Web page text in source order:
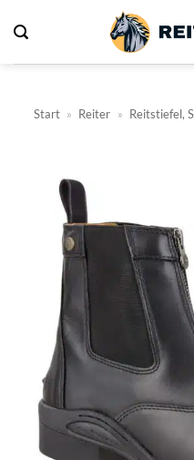
Inhalt
springen
Start » Reiter » Reitstiefel,